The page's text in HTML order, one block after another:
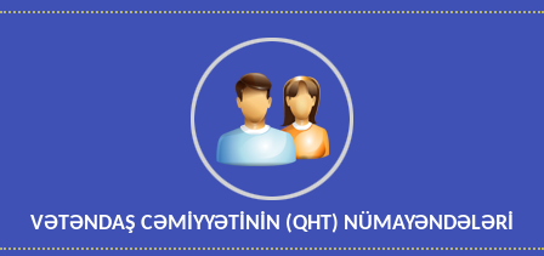
VƏTƏNDAŞ CƏMİYYƏTİNİN (QHT) NÜMAYƏNDƏLƏRİ